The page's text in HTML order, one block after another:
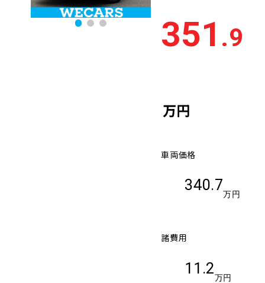
351 .9
万円
車両価格
340.7
万円
諸費用
11.2
万円